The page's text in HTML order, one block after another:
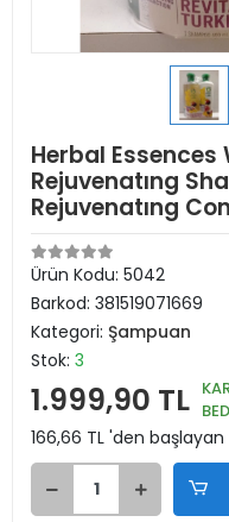
Herbal
Rejuvenatıng
Rejuvenatıng
Ürün Kodu: 5042
Barkod: 381519071669
Kategori: Şampuan
Stok: 3
1.999,90 TL
166,66 TL 'den